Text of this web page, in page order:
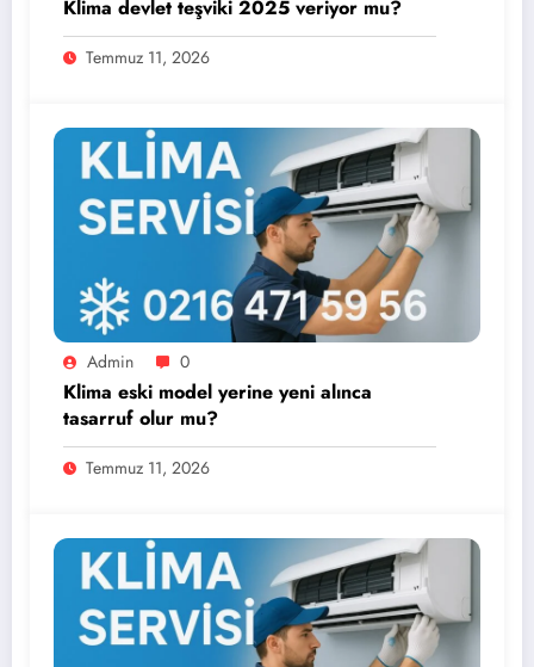
Klima devlet teşviki 2025 veriyor mu?
Temmuz 11, 2026
Admin 0
Klima eski model yerine yeni alınca
tasarruf olur mu?
Temmuz 11, 2026